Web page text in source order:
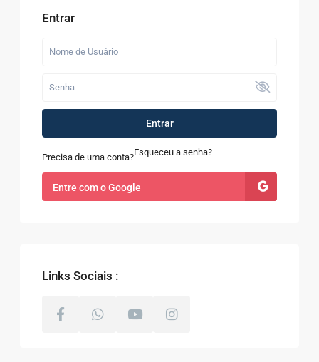
Entrar
Entrar
Precisa de uma conta?Esqueceu a senha?
Entre com o Google
Links Sociais :